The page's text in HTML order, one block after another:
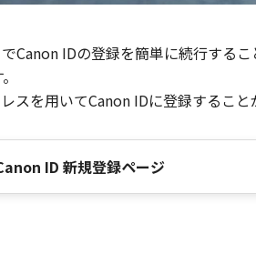
IDの登録を簡単に続行するこ
を用いてCanon IDに登録すること
ID 新規登録ページ